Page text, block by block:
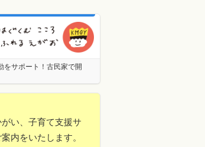
をサポート！古民家で開
い、子育て支援サ
内をいたします。